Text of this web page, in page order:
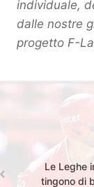
individuale,
dalle nostre
progetto F-
Le Leghe
tingono di